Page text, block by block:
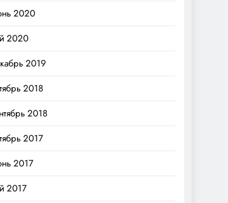
2020
2020
2019
2018
2018
2017
2017
2017